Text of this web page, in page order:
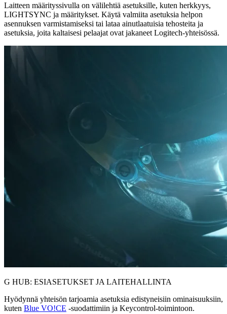
Laitteen määrityssivulla on välilehtiä asetuksille, kuten herkkyys,
LIGHTSYNC ja määritykset. Käytä valmiita asetuksia helpon
asennuksen varmistamiseksi tai lataa ainutlaatuisia tehosteita ja
asetuksia, joita kaltaisesi pelaajat ovat jakaneet Logitech-yhteisössä.
G HUB: ESIASETUKSET JA LAITEHALLINTA
Hyödynnä yhteisön tarjoamia asetuksia edistyneisiin ominaisuuksiin,
kuten Blue VO!CE -suodattimiin ja Keycontrol-toimintoon.